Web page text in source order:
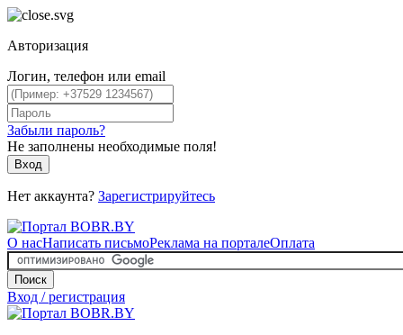
Авторизация
Логин, телефон или email
Забыли пароль?
Не заполнены необходимые поля!
Вход
Нет аккаунта? Зарегистрируйтесь
О насНаписать письмоРеклама на порталеОплата
Поиск
Вход / регистрация